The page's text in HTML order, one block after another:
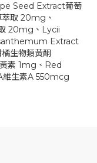
Seed Extract葡萄
取 20mg、
20mg、Lycii
Extract
生物類黃酮
素 1mg、Red
生素A 550mcg